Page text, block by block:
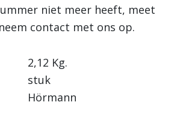
niet meer heeft, meet
contact met ons op.
2,12 Kg.
stuk
Hörmann